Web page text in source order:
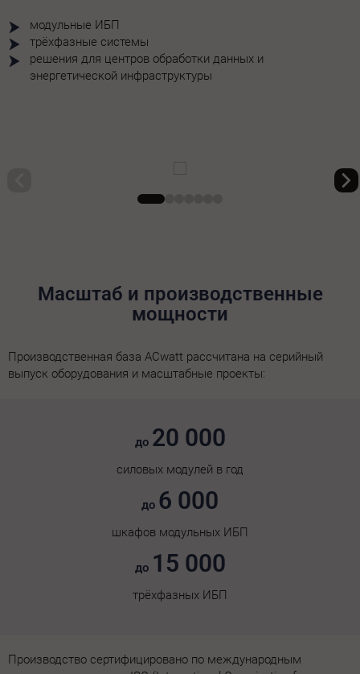
модульные ИБП
трёхфазные системы
решения для центров обработки данных и
энергетической инфраструктуры
Масштаб и производственные
мощности
Производственная база ACwatt рассчитана на серийный
выпуск оборудования и масштабные проекты:
до 20 000
силовых модулей в год
до 6 000
шкафов модульных ИБП
до 15 000
трёхфазных ИБП
Производство сертифицировано по международным